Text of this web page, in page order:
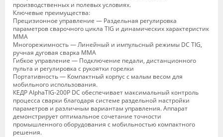
производственных и полевых условиях.
Ключевые преимущества:
Прецизионное управление — Раздельная регулировка
параметров сварочного цикла TIG и динамических характеристик
MMA
Многорежимность — Линейный и импульсный режимы DC TIG,
ручная дуговая сварка MMA
Гибкое управление — Подключение педали, дистанционного
пульта и регулировка с рукоятки горелки
Портативность — Компактный корпус с малым весом для
мобильного использования.
КЕДР AlphaTIG-200P DC обеспечивает максимальный контроль
процесса сварки благодаря системе раздельной настройки
параметров и различным вариантам управления. Аппарат
демонстрирует оптимальное сочетание точности
промышленного оборудования с мобильностью компактного
решения.